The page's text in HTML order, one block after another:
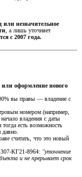
или незначительное
, а лишь уточняет
с 2007 года.
оформление нового
вы правы — владение с
номером (например,
владения с даты
есть возможность
давно.
считать, что это новый
КГ21-8964: "уточнение
и не прерывает срок